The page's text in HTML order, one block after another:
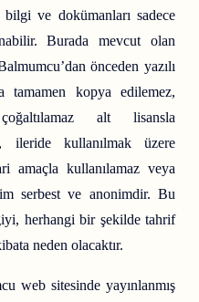
ve dokümanları sadece
Burada mevcut olan
önceden yazılı
tamamen kopya edilemez,
alt lisansla
ileride kullanılmak üzere
amaçla kullanılamaz veya
serbest ve anonimdir. Bu
herhangi bir şekilde tahrif
neden olacaktır.
web sitesinde yayınlanmış